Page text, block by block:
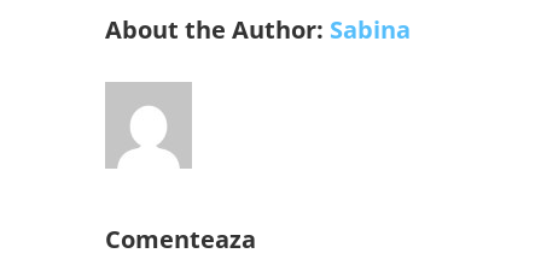
About the Author: Sabina
Comenteaza